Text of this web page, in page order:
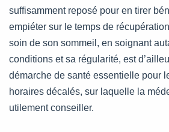
suffisamment reposé pour en tirer
empiéter sur le temps de
soin de son sommeil, en soignant
conditions et sa régularité, est
démarche de santé essentielle pour
horaires décalés, sur laquelle la
utilement conseiller.